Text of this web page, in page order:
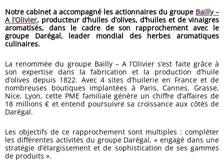
Notre cabinet a accompagné les actionnaires du groupe Bailly –
A l’Olivier, producteur d’huiles d’olives, d’huiles et de vinaigres
aromatisés, dans le cadre de son rapprochement avec le
groupe Darégal, leader mondial des herbes aromatiques
culinaires.
La renommée du groupe Bailly – A l’Olivier s’est faite grâce à
son expertise dans la fabrication et la production d’huile
d’olives depuis 1822. Avec 4 sites d’huilerie en France et de
nombreuses boutiques implantées à Paris, Cannes, Grasse,
Nice, Lyon, cette PME familiale génère un chiffre d’affaires de
18 millions € et entend poursuivre sa croissance aux côtés de
Darégal.
Les objectifs de ce rapprochement sont multiples : compléter
les différentes activités du groupe Darégal, « engagé dans une
stratégie d’élargissement et de sophistication de ses gammes
de produits ».